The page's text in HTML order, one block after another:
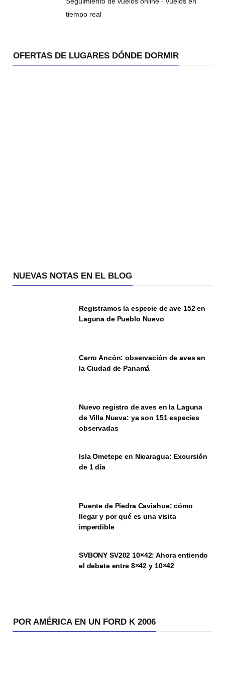
tiempo real
OFERTAS DE LUGARES DÓNDE DORMIR
NUEVAS NOTAS EN EL BLOG
Registramos la especie de ave 152 en
Laguna de Pueblo Nuevo
Cerro Ancón: observación de aves en
la Ciudad de Panamá
Nuevo registro de aves en la Laguna
de Villa Nueva: ya son 151 especies
observadas
Isla Ometepe en Nicaragua: Excursión
de 1 día
Puente de Piedra Caviahue: cómo
llegar y por qué es una visita
imperdible
SVBONY SV202 10×42: Ahora entiendo
el debate entre 8×42 y 10×42
POR AMÉRICA EN UN FORD K 2006